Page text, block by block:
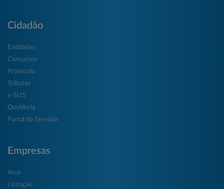
Cidadão
Entidades
Concursos
Protocolo
Tributos
e-SUS
Ouvidoria
Portal do Servidor
Empresas
Atos
Licitação